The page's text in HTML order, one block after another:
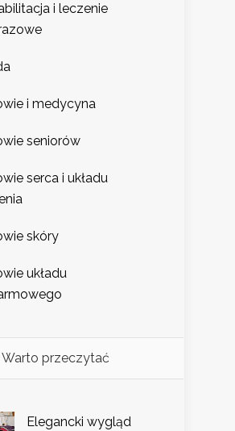
i leczenie
i medycyna
seniorów
serca i układu
skóry
układu
Warto przeczytać
Elegancki wygląd